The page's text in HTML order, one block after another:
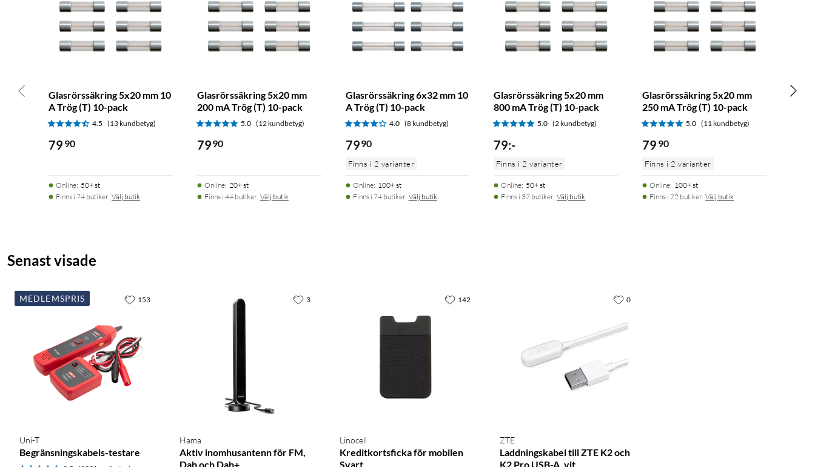
Glasrörssäkring 5x20 mm 10
A Trög (T) 10-pack
4.5 (13 kundbetyg)
79 90
Online: 50+ st
Finns i 74 butiker. Välj butik
Glasrörssäkring 5x20 mm
200 mA Trög (T) 10-pack
5.0 (12 kundbetyg)
7990
Online: 20+ st
Finns i 44 butiker. Välj butik
Glasrörssäkring 6x32 mm 10
A Trög (T) 10-pack
4.0 (8 kundbetyg)
7990
Finns i 2 varianter
Online: 100+ st
Finns i 74 butiker. Välj butik
Glasrörssäkring 5x20 mm
800 mA Trög (T) 10-pack
5.0 (2 kundbetyg)
79:-
Finns i 2 varianter
Online: 50+ st
Finns i 37 butiker. Välj butik
Glasrörssäkring 5x20 mm
250 mA Trög (T) 10-pack
5.0 (11 kundbetyg)
79 90
Finns i 2 varianter
Online: 100+ st
Finns i 72 butiker. Välj butik
Senast visade
MEDLEMSPRIS
Uni-T
Begränsningskabels-testare
153
Hama
Aktiv inomhusantenn för FM,
Dab och Dab+
3
Linocell
Kreditkortsficka för mobilen
Svart
142
ZTE
Laddningskabel till ZTE K2 och
K2 Pro USB-A, vit
0